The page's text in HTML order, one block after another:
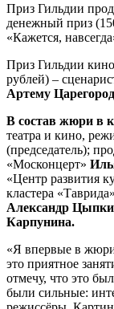
Приз Гильдии
денежный приз
«Кажется,
Приз Гильдии
рублей) –
Артему
В состав жюри в
театра и кино,
(председатель);
«Москонцерт»
«Центр развития
кластера «Таврида»
Александр
Карпунина.
«Я впервые в жюри
это приятное
отмечу, что это
были сильные: